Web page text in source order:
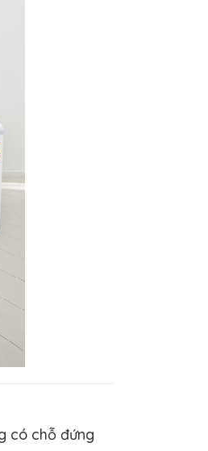
có chỗ đứng